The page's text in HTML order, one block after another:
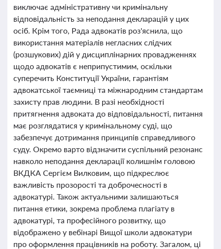
виключає адміністративну чи кримінальну
відповідальність за неподання декларацій у цих
осіб. Крім того, Рада адвокатів роз'яснила, що
використання матеріалів негласних слідчих
(розшукових) дій у дисциплінарних провадженнях
щодо адвокатів є неприпустимим, оскільки
суперечить Конституції України, гарантіям
адвокатської таємниці та міжнародним стандартам
захисту прав людини. В разі необхідності
притягнення адвоката до відповідальності, питання
має розглядатися у кримінальному суді, що
забезпечує дотримання принципів справедливого
суду. Окремо варто відзначити суспільний резонанс
навколо неподання декларації колишнім головою
ВКДКА Сергієм Вилковим, що підкреслює
важливість прозорості та доброчесності в
адвокатурі. Також актуальними залишаються
питання етики, зокрема проблема плагіату в
адвокатурі, та професійного розвитку, що
відображено у вебінарі Вищої школи адвокатури
про оформлення працівників на роботу. Загалом, ці